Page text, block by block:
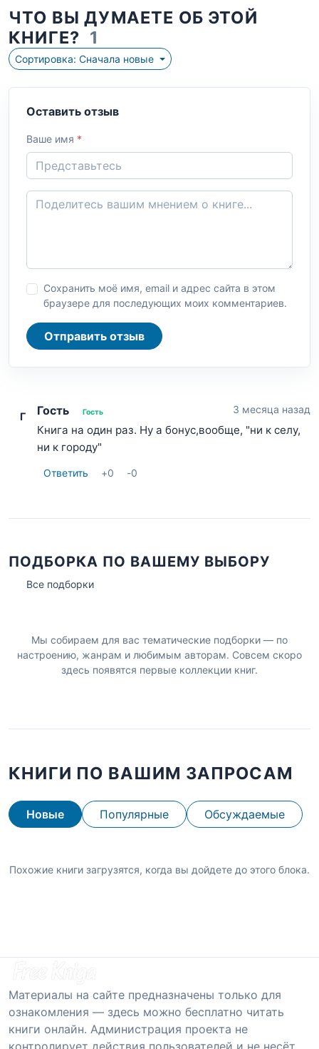
ЧТО ВЫ ДУМАЕТЕ ОБ ЭТОЙ
КНИГЕ? 1
Сортировка: Сначала новые
Оставить отзыв
Ваше имя *
Сохранить моё имя, email и адрес сайта в этом
браузере для последующих моих комментариев.
Отправить отзыв
Г Гость Гость 3 месяца назад
Книга на один раз. Ну а бонус,вообще, "ни к селу,
ни к городу"
Ответить +0 -0
ПОДБОРКА ПО ВАШЕМУ ВЫБОРУ
Все подборки
Мы собираем для вас тематические подборки — по
настроению, жанрам и любимым авторам. Совсем скоро
здесь появятся первые коллекции книг.
КНИГИ ПО ВАШИМ ЗАПРОСАМ
Новые Популярные Обсуждаемые
Похожие книги загрузятся, когда вы дойдете до этого блока.
Материалы на сайте предназначены только для
ознакомления — здесь можно бесплатно читать
книги онлайн. Администрация проекта не